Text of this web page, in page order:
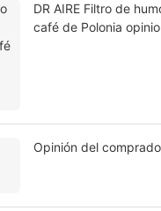
DR AIRE Filtro de
café de Polonia
Opinión del